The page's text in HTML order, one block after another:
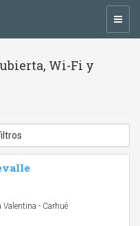
Wi-Fi y
Valentina - Carhué